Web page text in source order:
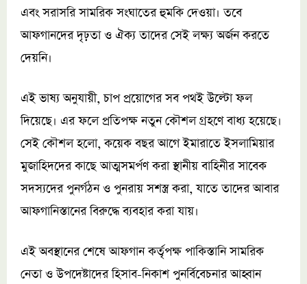
এবং সরাসরি সামরিক সংঘাতের হুমকি দেওয়া। তবে
আফগানদের দৃঢ়তা ও ঐক্য তাদের সেই লক্ষ্য অর্জন করতে
দেয়নি।
এই ভাষ্য অনুযায়ী, চাপ প্রয়োগের সব পথই উল্টো ফল
দিয়েছে। এর ফলে প্রতিপক্ষ নতুন কৌশল গ্রহণে বাধ্য হয়েছে।
সেই কৌশল হলো, কয়েক বছর আগে ইমারাতে ইসলামিয়ার
মুজাহিদদের কাছে আত্মসমর্পণ করা স্থানীয় বাহিনীর সাবেক
সদস্যদের পুনর্গঠন ও পুনরায় সশস্ত্র করা, যাতে তাদের আবার
আফগানিস্তানের বিরুদ্ধে ব্যবহার করা যায়।
এই অবস্থানের শেষে আফগান কর্তৃপক্ষ পাকিস্তানি সামরিক
নেতা ও উপদেষ্টাদের হিসাব-নিকাশ পুনর্বিবেচনার আহ্বান